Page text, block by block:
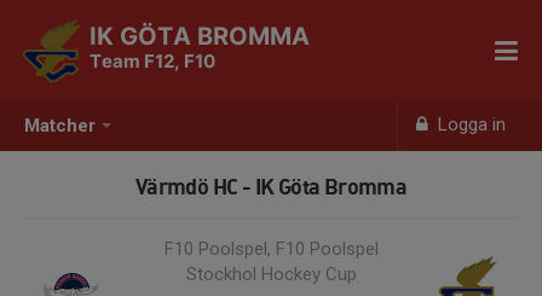
Matcher Logga in
IK GÖTA BROMMA
Team F12, F10
Värmdö HC - IK Göta Bromma
F10 Poolspel, F10 Poolspel
Stockhol Hockey Cup